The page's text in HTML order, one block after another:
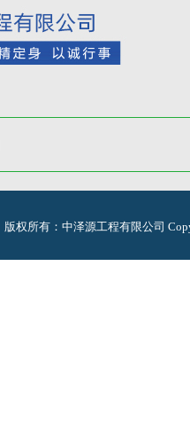
版权所有：中泽源工程有限公司